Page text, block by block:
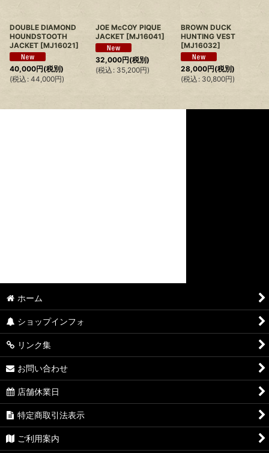
DOUBLE DIAMOND
HOUNDSTOOTH
JACKET [MJ16021]
40,000円(税別)
(税込 : 44,000円)
JOE McCOY PIQUE
JACKET [MJ16041]
32,000円(税別)
(税込 : 35,200円)
BROWN DUCK
HUNTING VEST
[MJ16032]
28,000円(税別)
(税込 : 30,800円)
ホーム
ショップインフォ
リンク集
お問い合わせ
店舗休業日
特定商取引法表示
ご利用案内